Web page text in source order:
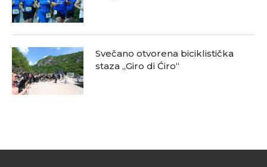
Svečano otvorena biciklistička
staza „Giro di Ćiro“